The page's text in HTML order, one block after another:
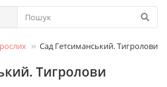
Сад Гетсиманський. Тигролови
Тигролови